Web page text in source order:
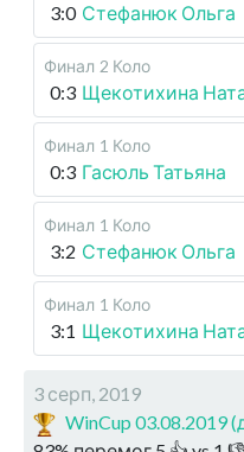
3:0 Стефанюк Ольга
Финал 2 Коло
0:3 Щекотихина
Финал 1 Коло
0:3 Гасюль Татьяна
Финал 1 Коло
3:2 Стефанюк Ольга
Финал 1 Коло
3:1 Щекотихина
3 серп, 2019
WinCup 03.08.2019